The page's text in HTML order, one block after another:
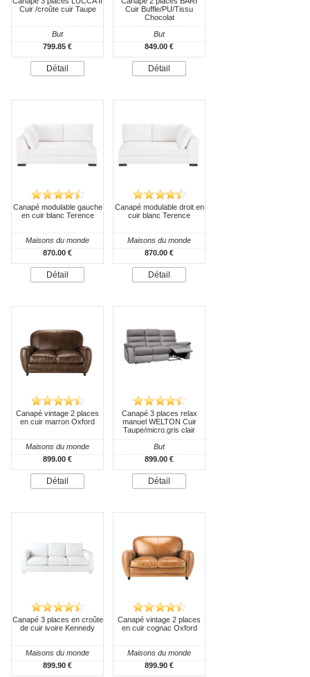
Cuir /croûte cuir Taupe
But
799.85 €
Détail
Cuir Buffle/PU/Tissu
Chocolat
But
849.00 €
Détail
Canapé modulable gauche
en cuir blanc Terence
Maisons du monde
870.00 €
Détail
Canapé modulable droit en
cuir blanc Terence
Maisons du monde
870.00 €
Détail
Canapé vintage 2 places
en cuir marron Oxford
Maisons du monde
899.00 €
Détail
Canapé 3 places relax
manuel WELTON Cuir
Taupe/micro.gris clair
But
899.00 €
Détail
Canapé 3 places en croûte
de cuir ivoire Kennedy
Maisons du monde
899.90 €
Canapé vintage 2 places
en cuir cognac Oxford
Maisons du monde
899.90 €